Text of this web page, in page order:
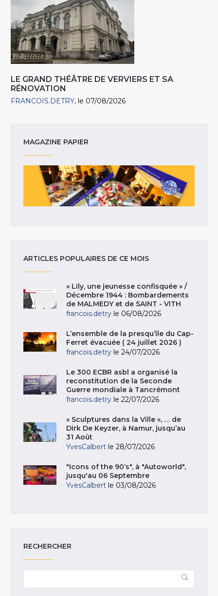
LE GRAND THÉÂTRE DE VERVIERS ET SA
RÉNOVATION
FRANCOIS.DETRY le 07/08/2026
MAGAZINE PAPIER
ARTICLES POPULAIRES DE CE MOIS
« Lily, une jeunesse confisquée » /
Décembre 1944 : Bombardements
de MALMEDY et de SAINT - VITH
francois.detry le 06/08/2026
L’ensemble de la presqu’île du Cap-
Ferret évacuée ( 24 juillet 2026 )
francois.detry le 24/07/2026
Le 300 ECBR asbl a organisé la
reconstitution de la Seconde
Guerre mondiale à Tancrémont
francois.detry le 22/07/2026
« Sculptures dans la Ville », … de
Dirk De Keyzer, à Namur, jusqu’au
31 Août
YvesCalbert le 28/07/2026
"Icons of the 90’s", à "Autoworld",
jusqu'au 06 Septembre
YvesCalbert le 03/08/2026
RECHERCHER